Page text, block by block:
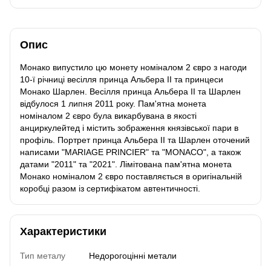
Опис
Монако випустило цю монету номіналом 2 євро з нагоди
10-ї річниці весілля принца Альбера ІІ та принцеси
Монако Шарлен. Весілля принца Альбера II та Шарлен
відбулося 1 липня 2011 року. Пам'ятна монета
номіналом 2 євро була викарбувана в якості
анциркулейтед і містить зображення князівської пари в
профіль. Портрет принца Альбера II та Шарлен оточений
написами "MARIAGE PRINCIER" та "MONACO", а також
датами "2011" та "2021". Лімітована пам'ятна монета
Монако номіналом 2 євро поставляється в оригінальній
коробці разом із сертифікатом автентичності.
Характеристики
Тип металу
Недорогоцінні метали